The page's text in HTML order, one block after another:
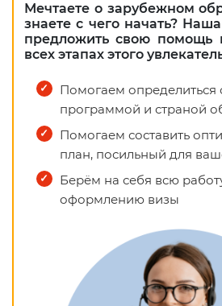
Мечтаете о зарубежном
знаете с чего начать?
предложить свою помощь
всех этапах этого
Помогаем определиться
программой и страной
Помогаем составить
план, посильный для
Берём на себя всю
оформлению визы